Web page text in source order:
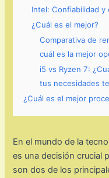
Intel: Confiabilidad y
¿Cuál es el mejor?
Comparativa de
cuál es la mejor
i5 vs Ryzen 7:
tus necesidades
¿Cuál es el mejor
En el mundo de la
es una decisión crucial
son dos de los